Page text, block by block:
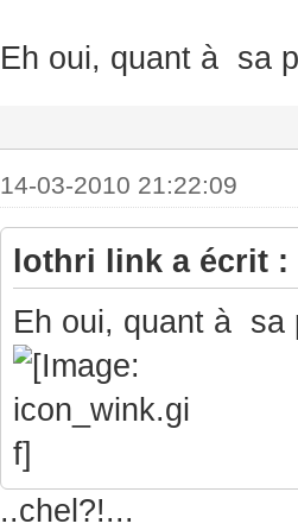
Eh oui, quant à sa
14-03-2010 21:22:09
lothri link a écrit :
Eh oui, quant à sa
..chel?!...